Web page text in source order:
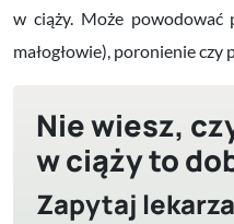
w ciąży. Może powodować
małogłowie), poronienie czy
Nie wiesz,
w ciąży to
Zapytaj